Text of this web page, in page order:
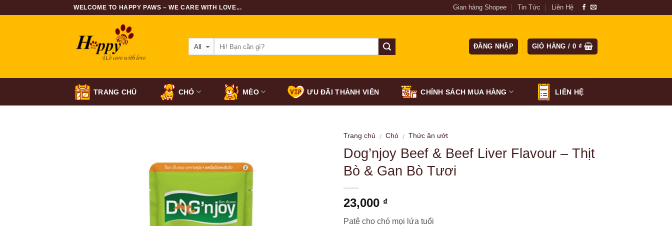
WELCOME TO HAPPY PAWS – WE CARE WITH LOVE... Gian hàng Shopee Tin Tức Liên Hệ
ĐĂNG NHẬP GIỎ HÀNG / 0 ₫
TRANG CHỦ CHÓ MÈO ƯU ĐÃI THÀNH VIÊN CHÍNH SÁCH MUA HÀNG LIÊN HỆ
Trang chủ / Chó / Thức ăn ướt
Dog’njoy Beef & Beef Liver Flavour – Thịt
Bò & Gan Bò Tươi
23,000 ₫
Patê cho chó mọi lứa tuổi